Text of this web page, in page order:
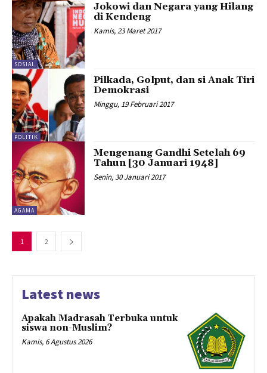
SOSIAL
Jokowi dan Negara yang Hilang
di Kendeng
Kamis, 23 Maret 2017
POLITIK
Pilkada, Golput, dan si Anak Tiri
Demokrasi
Minggu, 19 Februari 2017
AGAMA
Mengenang Gandhi Setelah 69
Tahun [30 Januari 1948]
Senin, 30 Januari 2017
1 2
Latest news
Apakah Madrasah Terbuka untuk
siswa non-Muslim?
Kamis, 6 Agustus 2026